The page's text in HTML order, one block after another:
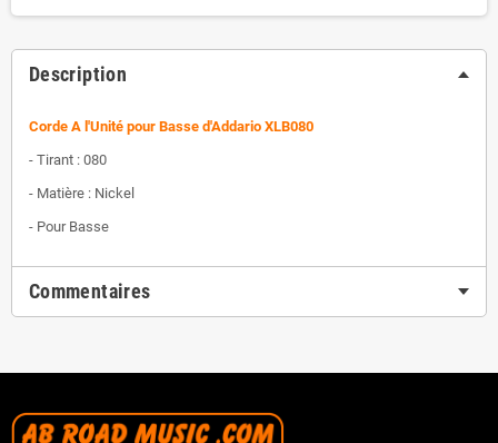
Description
Corde A l'Unité pour Basse d'Addario XLB080
- Tirant : 080
- Matière : Nickel
- Pour Basse
Commentaires